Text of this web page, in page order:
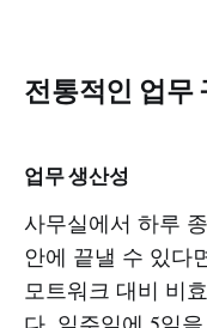
전통적인 업무
업무 생산성
사무실에서 하루
안에 끝낼 수 있다
모트워크 대비 비